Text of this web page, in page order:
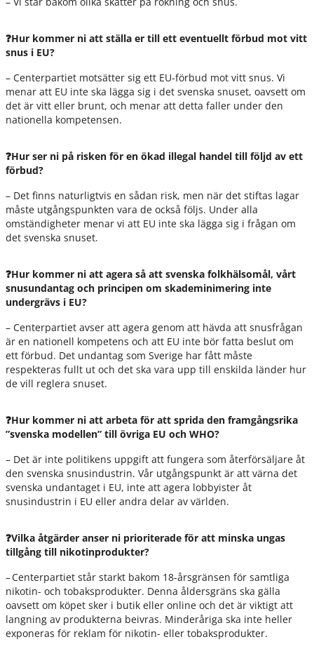
❓Hur kommer ni att ställa er till ett eventuellt förbud mot vitt
snus i EU?
– Centerpartiet motsätter sig ett EU-förbud mot vitt snus. Vi
menar att EU inte ska lägga sig i det svenska snuset, oavsett om
det är vitt eller brunt, och menar att detta faller under den
nationella kompetensen.
❓Hur ser ni på risken för en ökad illegal handel till följd av ett
förbud?
– Det finns naturligtvis en sådan risk, men när det stiftas lagar
måste utgångspunkten vara de också följs. Under alla
omständigheter menar vi att EU inte ska lägga sig i frågan om
det svenska snuset.
❓Hur kommer ni att agera så att svenska folkhälsomål, vårt
snusundantag och principen om skademinimering inte
undergrävs i EU?
– Centerpartiet avser att agera genom att hävda att snusfrågan
är en nationell kompetens och att EU inte bör fatta beslut om
ett förbud. Det undantag som Sverige har fått måste
respekteras fullt ut och det ska vara upp till enskilda länder hur
de vill reglera snuset.
❓Hur kommer ni att arbeta för att sprida den framgångsrika
”svenska modellen” till övriga EU och WHO?
– Det är inte politikens uppgift att fungera som återförsäljare åt
den svenska snusindustrin. Vår utgångspunkt är att värna det
svenska undantaget i EU, inte att agera lobbyister åt
snusindustrin i EU eller andra delar av världen.
❓Vilka åtgärder anser ni prioriterade för att minska ungas
tillgång till nikotinprodukter?
– Centerpartiet står starkt bakom 18-årsgränsen för samtliga
nikotin- och tobaksprodukter. Denna åldersgräns ska gälla
oavsett om köpet sker i butik eller online och det är viktigt att
langning av produkterna beivras. Minderåriga ska inte heller
exponeras för reklam för nikotin- eller tobaksprodukter.